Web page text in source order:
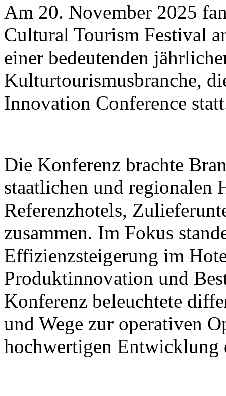
Am 20. November 2025
Cultural Tourism Festival
einer bedeutenden
Kulturtourismusbranche,
Innovation Conference
Die Konferenz brachte
staatlichen und regionalen
Referenzhotels,
zusammen. Im Fokus
Effizienzsteigerung im
Produktinnovation und
Konferenz beleuchtete
und Wege zur operativen
hochwertigen Entwicklung